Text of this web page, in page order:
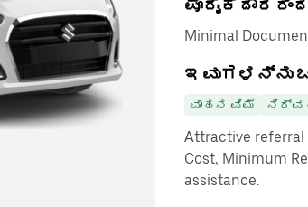
Minimal
ಇವುಗಳನ್ನು
ವಾಹನ ವಿಮೆ
Attractive referral
Cost, Minimum
assistance.